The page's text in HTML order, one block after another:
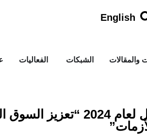
English
والمقالات الشبكات الفعاليات
جائزة التميز الأخلاقي لقيادة